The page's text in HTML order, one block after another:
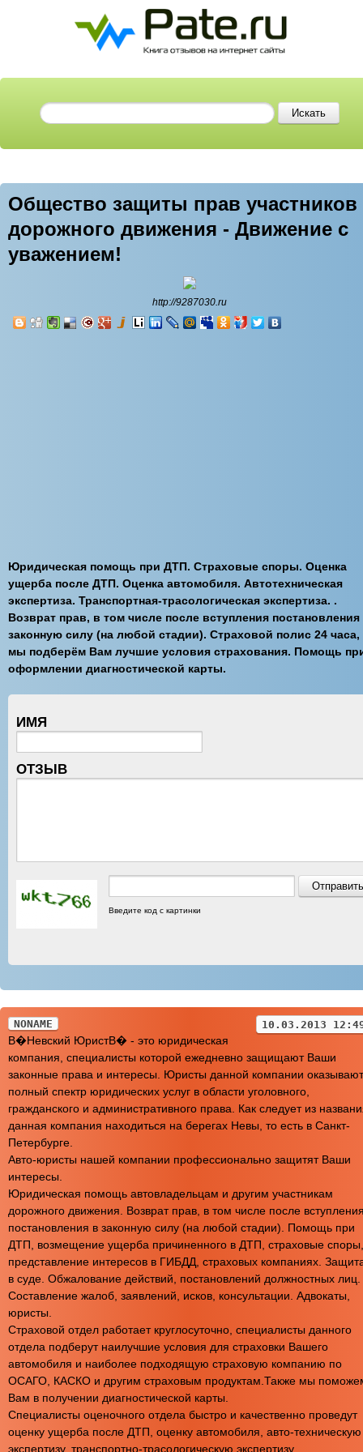
Общество защиты прав участников
дорожного движения - Движение с
уважением!
http://9287030.ru
Юридическая помощь при ДТП. Страховые споры. Оценка
ущерба после ДТП. Оценка автомобиля. Автотехническая
экспертиза. Транспортная-трасологическая экспертиза. .
Возврат прав, в том числе после вступления постановления
законную силу (на любой стадии). Страховой полис 24 часа,
мы подберём Вам лучшие условия страхования. Помощь
оформлении диагностической карты.
ИМЯ
ОТЗЫВ
Введите код с картинки
NONAME 10.03.2013
В�Невский ЮристВ� - это юридическая
компания, специалисты которой ежедневно защищают Ваши
законные права и интересы. Юристы данной компании оказывают
полный спектр юридических услуг в области уголовного,
гражданского и административного права. Как следует из
данная компания находиться на берегах Невы, то есть в Санкт-
Петербурге.
Авто-юристы нашей компании профессионально защитят Ваши
интересы.
Юридическая помощь автовладельцам и другим участникам
дорожного движения. Возврат прав, в том числе после
постановления в законную силу (на любой стадии). Помощь при
ДТП, возмещение ущерба причиненного в ДТП, страховые споры,
представление интересов в ГИБДД, страховых компаниях.
в суде. Обжалование действий, постановлений должностных лиц.
Составление жалоб, заявлений, исков, консультации. Адвокаты,
юристы.
Страховой отдел работает круглосуточно, специалисты данного
отдела подберут наилучшие условия для страховки Вашего
автомобиля и наиболее подходящую страховую компанию по
ОСАГО, КАСКО и другим страховым продуктам.Также мы
Вам в получении диагностической карты.
Специалисты оценочного отдела быстро и качественно проведут
оценку ущерба после ДТП, оценку автомобиля, авто-техническую
экспертизу, транспортно-трасологическую экспертизу.